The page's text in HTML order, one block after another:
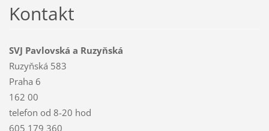
Kontakt
SVJ Pavlovská a Ruzyňská
Ruzyňská 583
Praha 6
162 00
telefon od 8-20 hod
605 179 360